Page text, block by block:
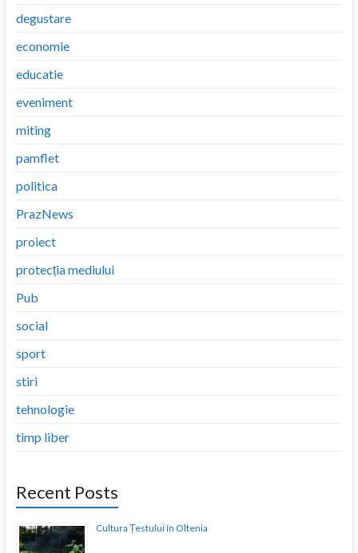
degustare
economie
educatie
eveniment
miting
pamflet
politica
PrazNews
proiect
protecția mediului
Pub
social
sport
stiri
tehnologie
timp liber
Recent Posts
Cultura Țestului în Oltenia